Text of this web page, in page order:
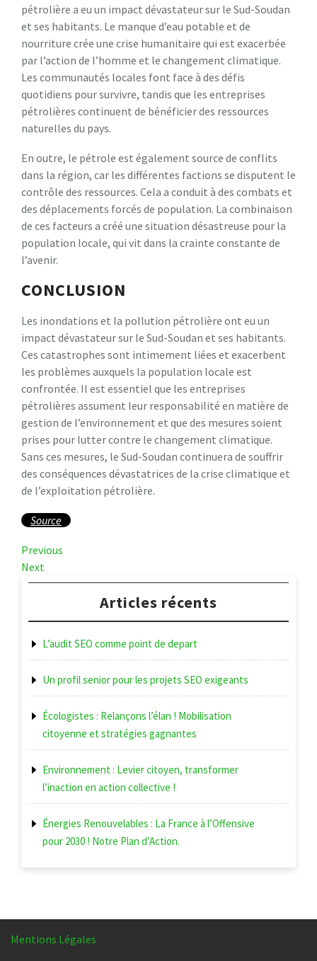
pétrolière a eu un impact dévastateur sur le Sud-Soudan
et ses habitants. Le manque d’eau potable et de
nourriture crée une crise humanitaire qui est exacerbée
par l’action de l’homme et le changement climatique.
Les communautés locales font face à des défis
quotidiens pour survivre, tandis que les entreprises
pétrolières continuent de bénéficier des ressources
naturelles du pays.
En outre, le pétrole est également source de conflits
dans la région, car les différentes factions se disputent le
contrôle des ressources. Cela a conduit à des combats et
des déplacements forcés de population. La combinaison
de ces facteurs a créé une situation désastreuse pour la
population locale, qui vit dans la crainte constante de
l’avenir.
CONCLUSION
Les inondations et la pollution pétrolière ont eu un
impact dévastateur sur le Sud-Soudan et ses habitants.
Ces catastrophes sont intimement liées et exacerbent
les problèmes auxquels la population locale est
confrontée. Il est essentiel que les entreprises
pétrolières assument leur responsabilité en matière de
gestion de l’environnement et que des mesures soient
prises pour lutter contre le changement climatique.
Sans ces mesures, le Sud-Soudan continuera de souffrir
des conséquences dévastatrices de la crise climatique et
de l’exploitation pétrolière.
Source
Navigation
de
l’article
Previous
Post
Previous
Next
Post
Next
Articles récents
L’audit SEO comme point de depart
Un profil senior pour les projets SEO exigeants
Écologistes : Relançons l’élan ! Mobilisation
citoyenne et stratégies gagnantes
Environnement : Levier citoyen, transformer
l’inaction en action collective !
Énergies Renouvelables : La France à l’Offensive
pour 2030 ! Notre Plan d’Action.
Mentions Légales